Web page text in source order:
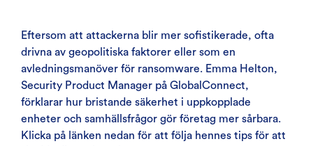
Eftersom att attackerna blir mer sofistikerade, ofta
drivna av geopolitiska faktorer eller som en
avledningsmanöver för ransomware. Emma Helton,
Security Product Manager på GlobalConnect,
förklarar hur bristande säkerhet i uppkopplade
enheter och samhällsfrågor gör företag mer sårbara.
Klicka på länken nedan för att följa hennes tips för att